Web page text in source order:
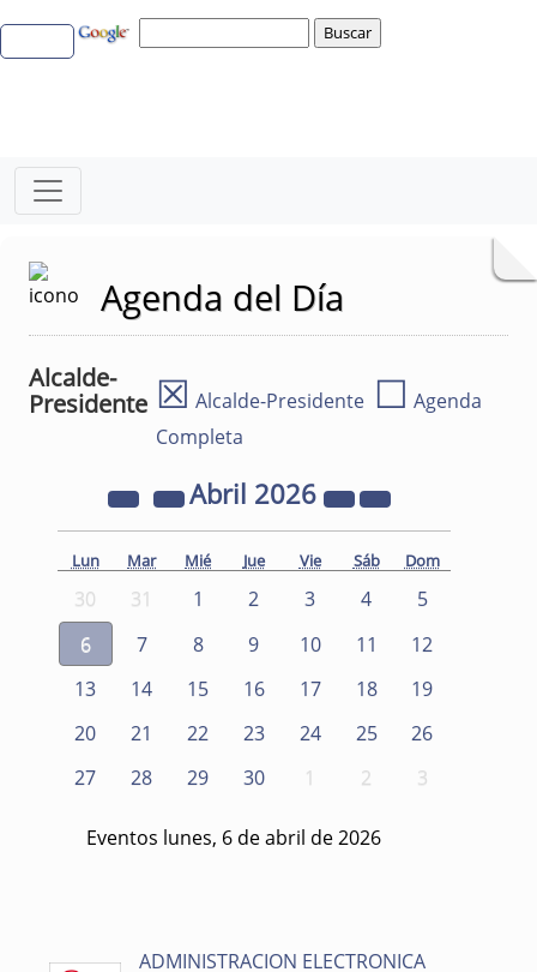
Agenda del Día
Alcalde-
Presidente ☒ Alcalde-Presidente ☐ Agenda
Completa
Abril 2026
Lun Mar Mié Jue Vie Sáb Dom
30 31 1 2 3 4
5
6
7 8 9 10 11
12
13
14 15 16 17 18
19
20
21 22 23 24 25
26
27
28 29 30 1 2 3
Eventos lunes, 6 de abril de 2026
ADMINISTRACION ELECTRONICA